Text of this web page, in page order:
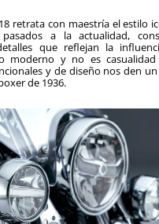
retrata con maestría el estilo
a la actualidad,
que reflejan la
moderno y no es
y de diseño nos den un
de 1936.